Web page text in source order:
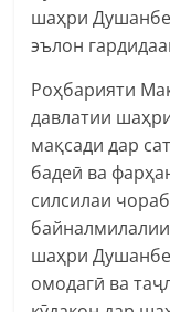
шаҳри
эълон
Роҳбарияти
давлатии
мақсади дар
бадеӣ ва
силсилаи
шаҳри Душанбе
омодагӣ ва